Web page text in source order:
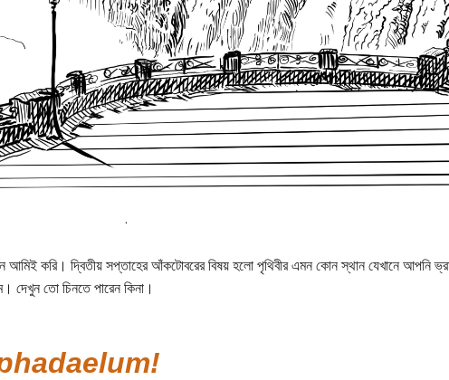
আমিই করি। দ্বিতীয় সপ্তাহের আঁকটোবরের বিষয় হলো পৃথিবীর এমন কোন স্থান যেখানে আপনি
দেখুন তো চিনতে পারেন কিনা।